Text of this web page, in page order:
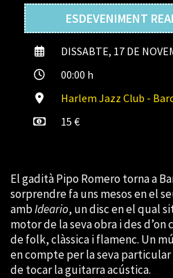
ESDEVENIMENT
DISSABTE, 17 DE
00:00 h
Harlem Jazz Club -
15 €
El gadità Pipo Romero torna a
sorprendre fa uns mesos en el
ambIdeario, un disc en el qual
motor de la seva obra i des d’on
de folk, clàssica i flamenc. Un
en compte per la seva
de tocar la guitarra acústica.